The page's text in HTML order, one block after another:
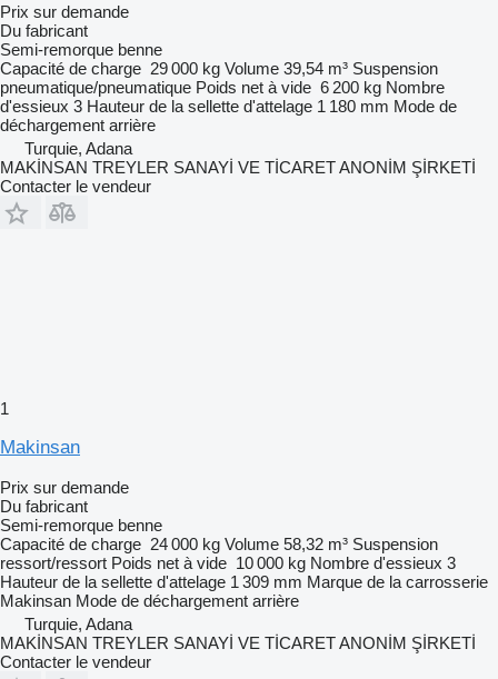
Prix sur demande
Du fabricant
Semi-remorque benne
Capacité de charge 29 000 kg Volume 39,54 m³ Suspension
pneumatique/pneumatique Poids net à vide 6 200 kg Nombre
d'essieux 3 Hauteur de la sellette d'attelage 1 180 mm Mode de
déchargement arrière
Turquie, Adana
MAKİNSAN TREYLER SANAYİ VE TİCARET ANONİM ŞİRKETİ
Contacter le vendeur
1
Makinsan
Prix sur demande
Du fabricant
Semi-remorque benne
Capacité de charge 24 000 kg Volume 58,32 m³ Suspension
ressort/ressort Poids net à vide 10 000 kg Nombre d'essieux 3
Hauteur de la sellette d'attelage 1 309 mm Marque de la carrosserie
Makinsan Mode de déchargement arrière
Turquie, Adana
MAKİNSAN TREYLER SANAYİ VE TİCARET ANONİM ŞİRKETİ
Contacter le vendeur